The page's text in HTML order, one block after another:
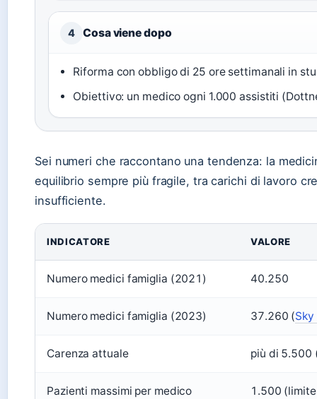
4 Cosa viene dopo
Riforma con obbligo di 25 ore settimanali in
Obiettivo: un medico ogni 1.000 assistiti
Sei numeri che raccontano una tendenza: la
equilibrio sempre più fragile, tra carichi di lavoro
insufficiente.
INDICATORE VALORE
Numero medici famiglia (2021) 40.250
Numero medici famiglia (2023) 37.260 (Sky
Carenza attuale più di 5.500
Pazienti massimi per medico 1.500